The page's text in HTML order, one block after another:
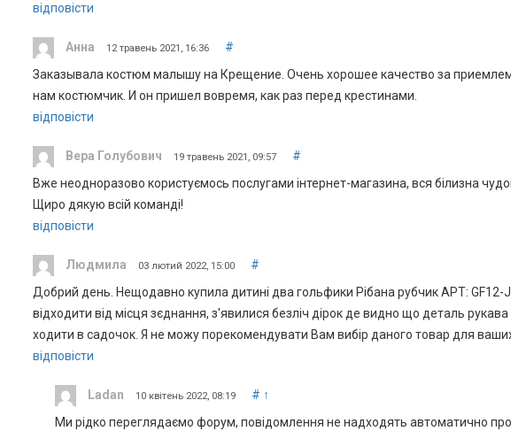
відповісти
Анна 12 травень 2021, 16:36
#
Заказывала костюм малышу на Крещение. Очень хорошее качество за
нам костюмчик. И он пришел вовремя, как раз перед крестинами.
відповісти
Вера Голубович 19 травень 2021, 09:57
#
Вже неодноразово користуємось послугами інтернет-магазина, вся білизна
Щиро дякую всій команді!
відповісти
Людмила 03 лютий 2022, 15:00
#
Добрий день. Нещодавно купила дитині два гольфики Рібана рубчик АРТ: GF12-
відходити від місця зєднання, з'явилися безліч дірок де видно що деталь
ходити в садочок. Я не можу порекомендувати Вам вибір даного товар для ваших
відповісти
Ladan 10 квітень 2022, 08:19 # ↑
Ми рідко переглядаємо форум, повідомлення не надходять автоматично